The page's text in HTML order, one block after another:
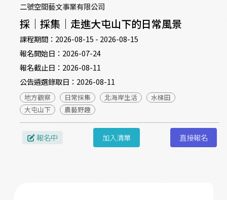
二號空間藝文事業有限公司
採｜採集｜走進大屯山下的日常風景
課程期間： 2026-08-15 - 2026-08-15
報名開始日： 2026-07-24
報名截止日： 2026-08-11
公告遴選錄取日： 2026-08-11
地方觀察 日常採集 北海岸生活
水梯田
大屯山下
農藝野趣
報名中 加入清單 直接報名